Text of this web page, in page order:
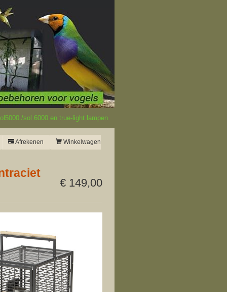
/sol 6000 en true-light lampen
Winkelwagen
Afrekenen
€ 149,00